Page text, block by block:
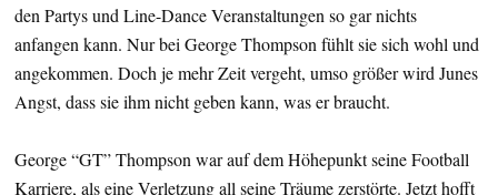
den Partys und Line-Dance Veranstaltungen so gar nichts
anfangen kann. Nur bei George Thompson fühlt sie sich wohl und
angekommen. Doch je mehr Zeit vergeht, umso größer wird Junes
Angst, dass sie ihm nicht geben kann, was er braucht.
George “GT” Thompson war auf dem Höhepunkt seine Football
Karriere, als eine Verletzung all seine Träume zerstörte. Jetzt hofft